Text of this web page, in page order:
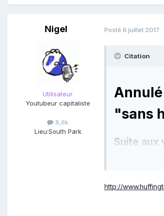
Nigel
Utilisateur
Youtubeur capitaliste
8,6k
Lieu:South Park
Posté 6 juillet 2017
Citation
"sans
Suite aux
http://